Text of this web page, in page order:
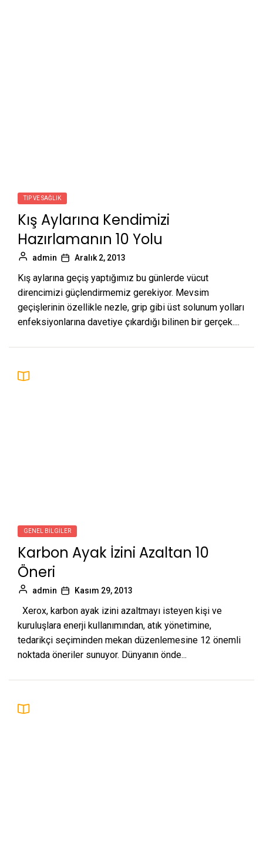
TIP VE SAĞLIK
Kış Aylarına Kendimizi
Hazırlamanın 10 Yolu
admin Aralık 2, 2013
Kış aylarına geçiş yaptığımız bu günlerde vücut
direncimizi güçlendirmemiz gerekiyor. Mevsim
geçişlerinin özellikle nezle, grip gibi üst solunum yolları
enfeksiyonlarına davetiye çıkardığı bilinen bir gerçek....
GENEL BILGILER
Karbon Ayak İzini Azaltan 10
Öneri
admin Kasım 29, 2013
Xerox, karbon ayak izini azaltmayı isteyen kişi ve
kuruluşlara enerji kullanımından, atık yönetimine,
tedarikçi seçiminden mekan düzenlemesine 12 önemli
noktada öneriler sunuyor. Dünyanın önde...